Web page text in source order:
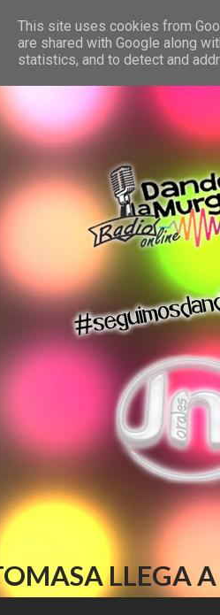
LLEGA
This site uses cookies from
are shared with Google along
statistics, and to detect and